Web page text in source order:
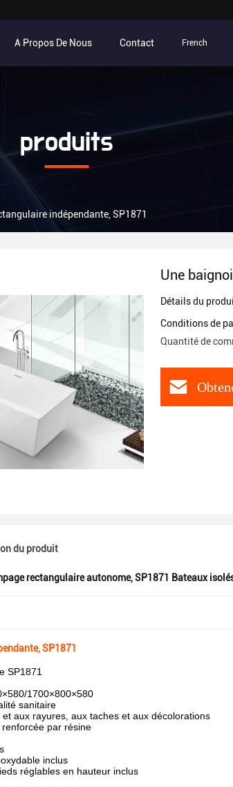
A Propos De Nous Contact French
produits
indépendante, SP1871
Une
Détails du
Conditions de
Quantité de
du produit
rectangulaire autonome,SP1871 Bateaux
SP1871
SP1871
1700×800×580
sanitaire
aux rayures, aux taches et aux décolorations
par résine
inclus
réglables en hauteur inclus